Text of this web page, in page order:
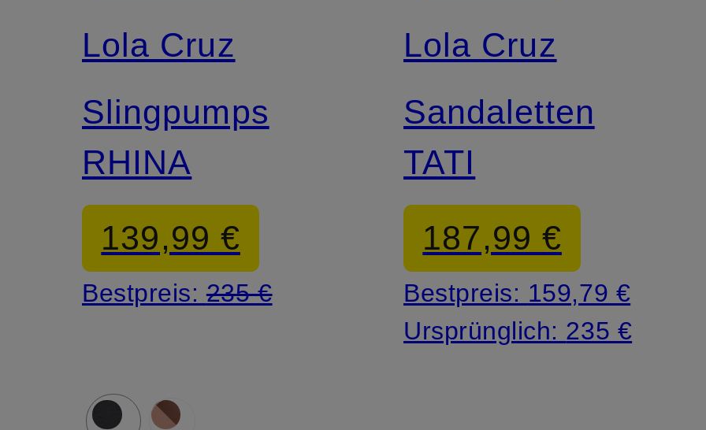
Lola Cruz
Slingpumps
RHINA
139,99 €
Bestpreis: 235 €
Lola Cruz
Sandaletten
TATI
187,99 €
Bestpreis: 159,79 €
Ursprünglich: 235 €